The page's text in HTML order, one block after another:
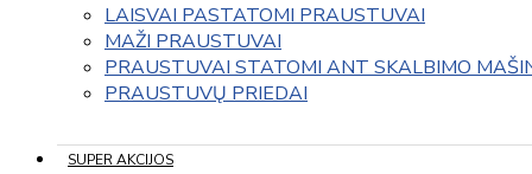
LAISVAI PASTATOMI PRAUSTUVAI
MAŽI PRAUSTUVAI
PRAUSTUVAI STATOMI ANT SKALBIMO
PRAUSTUVŲ PRIEDAI
SUPER AKCIJOS